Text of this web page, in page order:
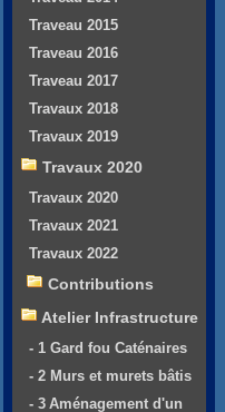
Traveau 2015
Traveau 2016
Traveau 2017
Travaux 2018
Travaux 2019
Travaux 2020
Travaux 2020
Travaux 2021
Travaux 2022
Contributions
Atelier Infrastructure
- 1 Gard fou Caténaires
- 2 Murs et murets bâtis
- 3 Aménagement d'un